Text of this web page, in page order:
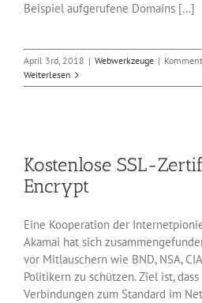
Beispiel aufgerufene Domains [...]
April 3rd, 2018 | Webwerkzeuge |
Weiterlesen
Kostenlose SSL-
Encrypt
Eine Kooperation der
Akamai hat sich
vor Mitlauschern wie BND, NSA,
Politikern zu schützen. Ziel ist,
Verbindungen zum Standard im